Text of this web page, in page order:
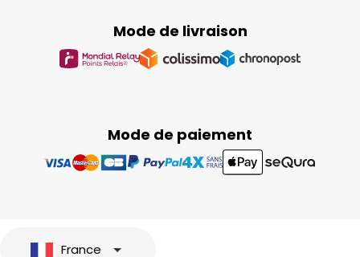
Mode de paiement
Mode de livraison
France